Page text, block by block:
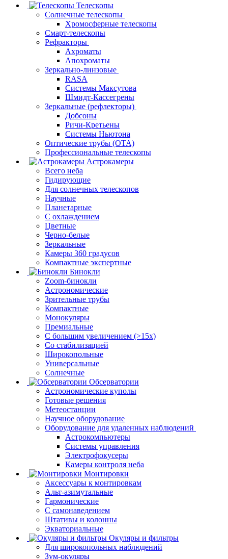
Телескопы
Солнечные телескопы
Хромосферные телескопы
Смарт-телескопы
Рефракторы
Ахроматы
Апохроматы
Зеркально-линзовые
RASA
Системы Максутова
Шмидт-Кассегрены
Зеркальные (рефлекторы)
Добсоны
Ричи-Кретьены
Системы Ньютона
Оптические трубы (OTA)
Профессиональные телескопы
Астрокамеры
Всего неба
Гидирующие
Для солнечных телескопов
Научные
Планетарные
С охлаждением
Цветные
Черно-белые
Зеркальные
Камеры 360 градусов
Компактные экспертные
Бинокли
Zoom-бинокли
Астрономические
Зрительные трубы
Компактные
Монокуляры
Премиальные
С большим увеличением (>15x)
Со стабилизацией
Широкопольные
Универсальные
Солнечные
Обсерватории
Астрономические куполы
Готовые решения
Метеостанции
Научное оборудование
Оборудование для удаленных наблюдений
Астрокомпьютеры
Системы управления
Электрофокусеры
Камеры контроля неба
Монтировки
Аксессуары к монтировкам
Альт-азимутальные
Гармонические
С самонаведением
Штативы и колонны
Экваториальные
Окуляры и фильтры
Для широкопольных наблюдений
Зум-окуляры